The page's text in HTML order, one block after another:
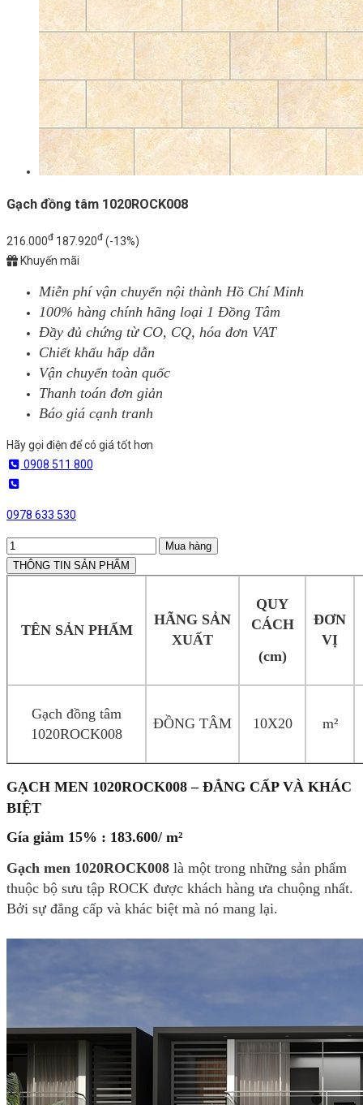
Gạch đồng tâm 1020ROCK008
216.000đ 187.920đ (-13%)
Khuyến mãi
Miễn phí vận chuyển nội thành Hồ Chí Minh
100% hàng chính hãng loại 1 Đồng Tâm
Đầy đủ chứng từ CO, CQ, hóa đơn VAT
Chiết khấu hấp dẫn
Vận chuyển toàn quốc
Thanh toán đơn giản
Báo giá cạnh tranh
Hãy gọi điện để có giá tốt hơn
0908 511 800
0978 633 530
Mua hàng
THÔNG TIN SẢN PHẨM
TÊN SẢN PHẨM
HÃNG SẢN
XUẤT
QUY
CÁCH
(cm)
ĐƠN
VỊ
Gạch đồng tâm
1020ROCK008
ĐỒNG TÂM 10X20 m²
GẠCH MEN 1020ROCK008 – ĐẲNG CẤP VÀ KHÁC
BIỆT
Gía giảm 15% : 183.600/ m²
Gạch men 1020ROCK008 là một trong những sản phẩm
thuộc bộ sưu tập ROCK được khách hàng ưa chuộng nhất.
Bởi sự đẳng cấp và khác biệt mà nó mang lại.